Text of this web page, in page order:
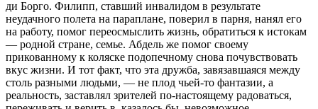
ди Борго. Филипп, ставший инвалидом в результате
неудачного полета на параплане, поверил в парня, нанял его
на работу, помог переосмыслить жизнь, обратиться к истокам
— родной стране, семье. Абдель же помог своему
прикованному к коляске подопечному снова почувствовать
вкус жизни. И тот факт, что эта дружба, завязавшаяся между
столь разными людьми, — не плод чьей-то фантазии, а
реальность, заставлял зрителей по-настоящему радоваться,